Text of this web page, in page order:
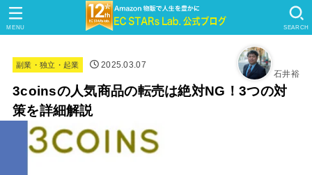
SEARCH
MENU
副業・独立・起業
2025.03.07
石井裕
3coinsの人気商品の転売は絶対NG！3つの対
策を詳細解説